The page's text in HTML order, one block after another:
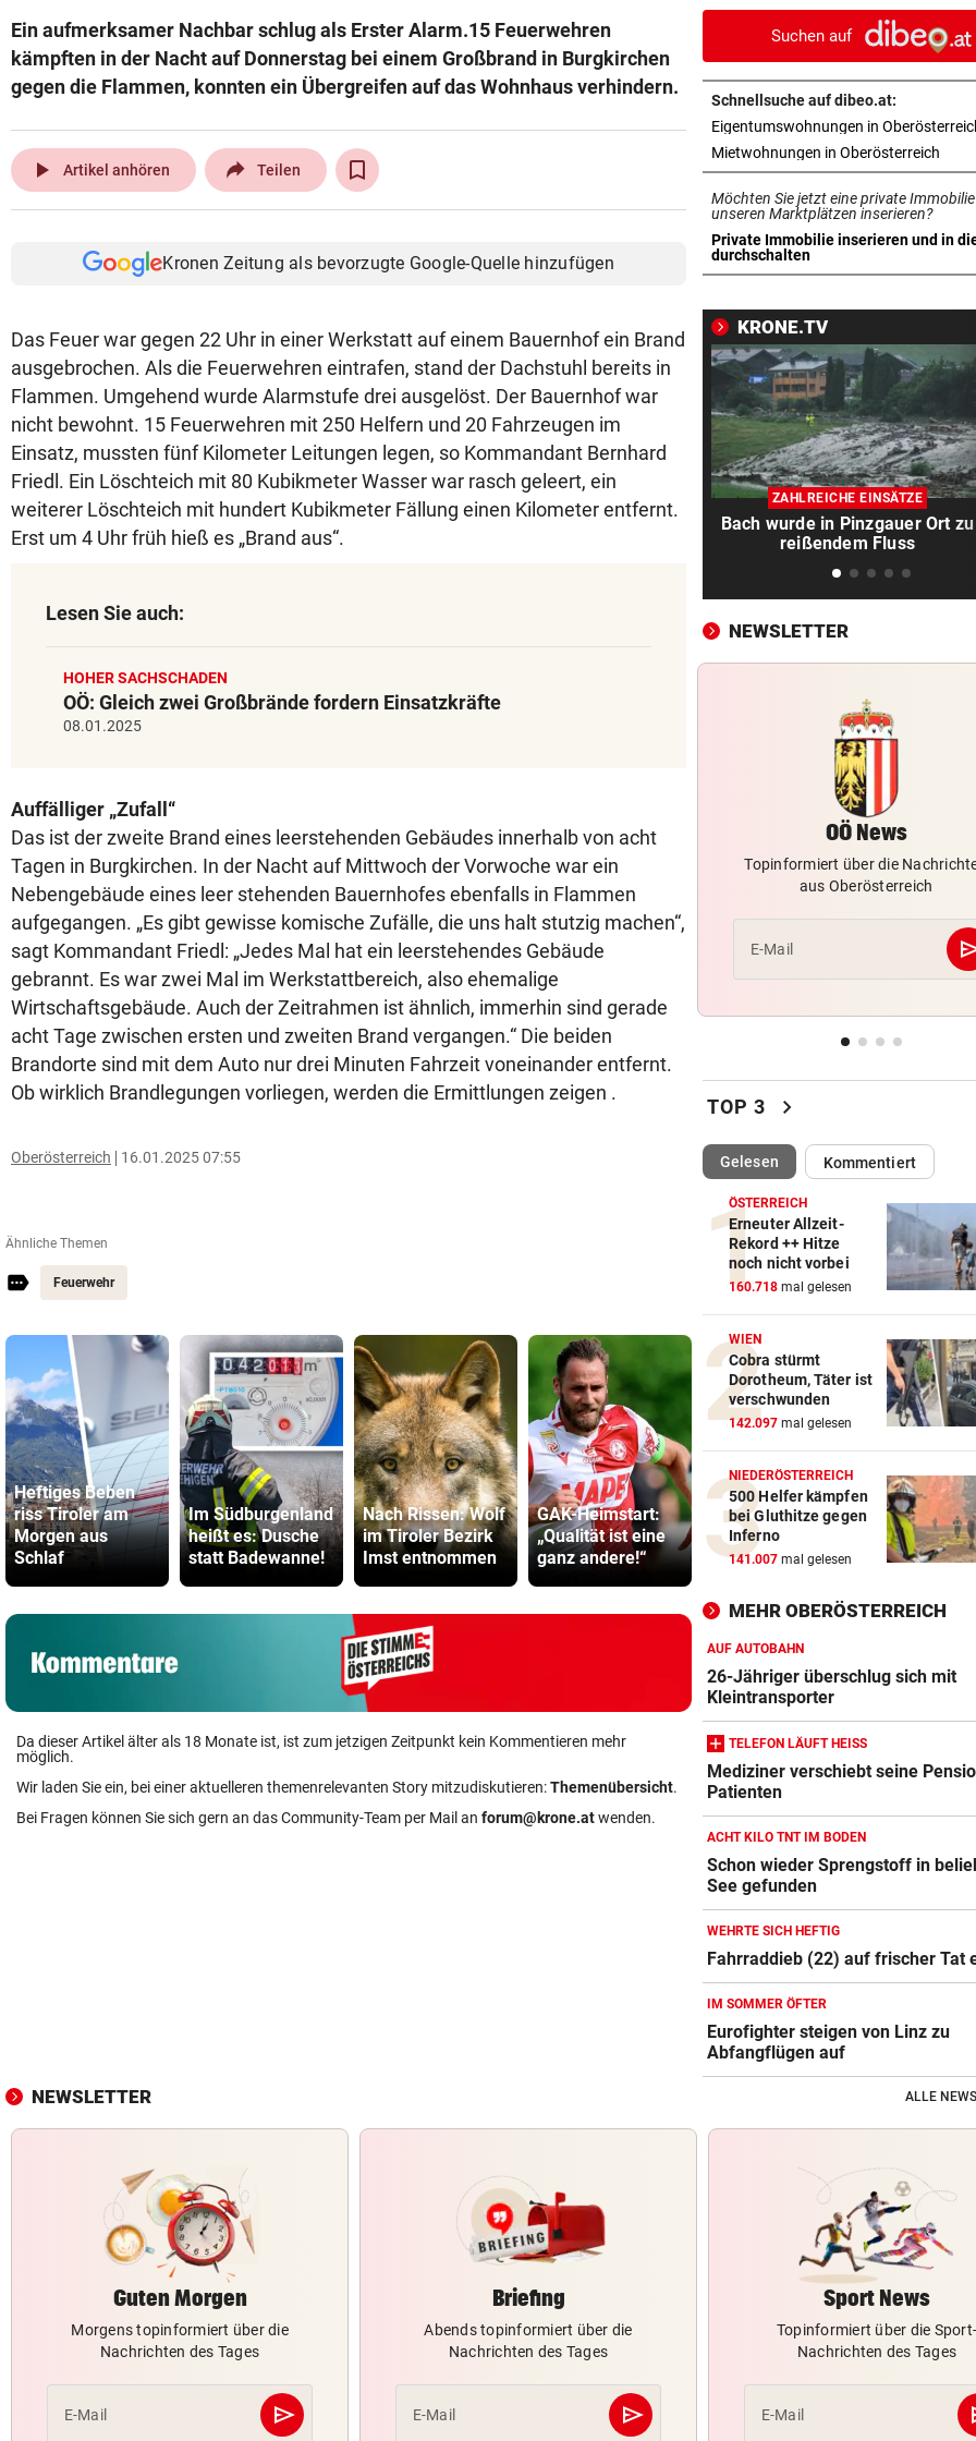
Ein aufmerksamer Nachbar schlug als Erster Alarm.15 Feuerwehren
kämpften in der Nacht auf Donnerstag bei einem Großbrand in Burgkirchen
gegen die Flammen, konnten ein Übergreifen auf das Wohnhaus verhindern.
play_arrow Artikel anhören Teilen
Kronen Zeitung als bevorzugte Google-Quelle hinzufügen
Das Feuer war gegen 22 Uhr in einer Werkstatt auf einem Bauernhof ein Brand
ausgebrochen. Als die Feuerwehren eintrafen, stand der Dachstuhl bereits in
Flammen. Umgehend wurde Alarmstufe drei ausgelöst. Der Bauernhof war
nicht bewohnt. 15 Feuerwehren mit 250 Helfern und 20 Fahrzeugen im
Einsatz, mussten fünf Kilometer Leitungen legen, so Kommandant Bernhard
Friedl. Ein Löschteich mit 80 Kubikmeter Wasser war rasch geleert, ein
weiterer Löschteich mit hundert Kubikmeter Fällung einen Kilometer entfernt.
Erst um 4 Uhr früh hieß es „Brand aus“.
Lesen Sie auch:
HOHER SACHSCHADEN
OÖ: Gleich zwei Großbrände fordern Einsatzkräfte
08.01.2025
Auffälliger „Zufall“
Das ist der zweite Brand eines leerstehenden Gebäudes innerhalb von acht
Tagen in Burgkirchen. In der Nacht auf Mittwoch der Vorwoche war ein
Nebengebäude eines leer stehenden Bauernhofes ebenfalls in Flammen
aufgegangen. „Es gibt gewisse komische Zufälle, die uns halt stutzig machen“,
sagt Kommandant Friedl: „Jedes Mal hat ein leerstehendes Gebäude
gebrannt. Es war zwei Mal im Werkstattbereich, also ehemalige
Wirtschaftsgebäude. Auch der Zeitrahmen ist ähnlich, immerhin sind gerade
acht Tage zwischen ersten und zweiten Brand vergangen.“ Die beiden
Brandorte sind mit dem Auto nur drei Minuten Fahrzeit voneinander entfernt.
Ob wirklich Brandlegungen vorliegen, werden die Ermittlungen zeigen .
Oberösterreich 16.01.2025 07:55
Ähnliche Themen
Feuerwehr
Heftiges Beben
riss Tiroler am
Morgen aus
Schlaf
Im Südburgenland
heißt es: Dusche
statt Badewanne!
Nach Rissen: Wolf
im Tiroler Bezirk
Imst entnommen
GAK-Heimstart:
„Qualität ist eine
ganz andere!“
Richter aus Zug
geworfen: „Kein
Anspruch auf
Sitz“
Brand am
Gardasee:
geräumt,
fliehen
Da dieser Artikel älter als 18 Monate ist, ist zum jetzigen Zeitpunkt kein Kommentieren mehr
möglich.
Wir laden Sie ein, bei einer aktuelleren themenrelevanten Story mitzudiskutieren:Themenübersicht.
Bei Fragen können Sie sich gern an das Community-Team per Mail an forum@krone.atwenden.
einzig vom Klo
LANGEWEILE ALS MOTIV vor
Jugendbande machte auch
Gotteshaus nicht Halt
NEUN GROSSE PREISE
Gewinnspiel zum Linzer
Fest 2026
2. LIGA – 2. RUNDE
Wacker Innsbruck ab
FUSSBALL-FANS FEIERN vor 16
Hochgefühle dank Comeback
eines Kult-Sponsors
SCHLÜSSEL IM PKW vor
Dreijähriger Bub wurde aus
heißem Auto gerettet
JUGENDLICHE ALS OPFER vor
reagierten die Vereine
ABER KEIN MORDVERSUCH
Messerstecher muss für zwei
Jahre ins Gefängnis
REKORDMONAT FÜR RETTER vor 21
Seit Wochen kein einziger Tag
ohne Bergeinsatz
vor
geschlossen werden
haben kein Zuhause
FEUERWEHR-AUSSTATTER
Waldbrände „befeuern“ das
Geschäft von Rosenbauer
NEUES MODELL vor
Regeln bei Deutschkursen
jetzt verschärft
Suchen auf
Schnellsuche auf dibeo.at:
Eigentumswohnungen in
Mietwohnungen in Oberösterreich
Möchten Sie jetzt eine private
unseren Marktplätzen inserieren?
Private Immobilie inserieren und in
durchschalten
in neuem Tab öffnen
KRONE.TV
ZAHLREICHE EINSÄTZE
Bach wurde in Pinzgauer Ort zu
reißendem Fluss
NEWSLETTER
OÖ News
Topinformiert über die
aus Oberösterreich
E-Mail
TOP 3 chevron_right
Gelesen(ausgewählt)Kommentiert
ÖSTERREICH
Erneuter Allzeit-
Rekord ++ Hitze
noch nicht vorbei
160.718 mal gelesen
WIEN
Cobra stürmt
Dorotheum, Täter ist
verschwunden
142.097 mal gelesen
NIEDERÖSTERREICH
500 Helfer kämpfen
bei Gluthitze gegen
Inferno
141.007 mal gelesen
MEHR OBERÖSTERREICH
AUF AUTOBAHN
26-Jähriger überschlug sich mit
Kleintransporter
TELEFON LÄUFT HEISS
Mediziner verschiebt seine
Patienten
ACHT KILO TNT IM BODEN
Schon wieder Sprengstoff in
See gefunden
WEHRTE SICH HEFTIG
Fahrraddieb (22) auf frischer Tat
IM SOMMER ÖFTER
Eurofighter steigen von Linz zu
Abfangflügen auf
NEWSLETTER ALLE
Guten Morgen
Morgens topinformiert über die
Nachrichten des Tages
E-Mail send
Abschicken
Briefing
Abends topinformiert über die
Nachrichten des Tages
E-Mail send
Abschicken
Sport News
Topinformiert über die Sport-
Nachrichten des Tages
E-Mail